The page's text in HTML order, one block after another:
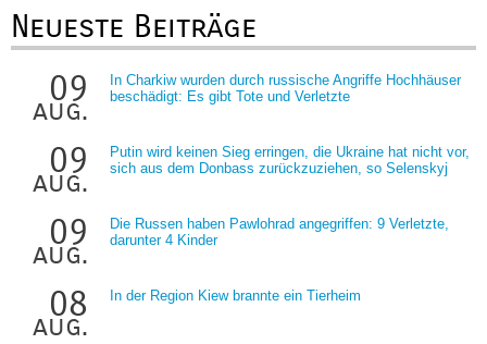
Neueste Beiträge
09
aug.
In Charkiw wurden durch russische Angriffe Hochhäuser
beschädigt: Es gibt Tote und Verletzte
09
aug.
Putin wird keinen Sieg erringen, die Ukraine hat nicht vor,
sich aus dem Donbass zurückzuziehen, so Selenskyj
09
aug.
Die Russen haben Pawlohrad angegriffen: 9 Verletzte,
darunter 4 Kinder
08
aug.
In der Region Kiew brannte ein Tierheim